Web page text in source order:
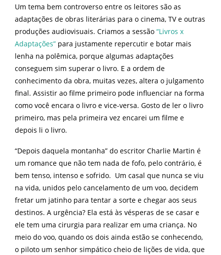
Um tema bem controverso entre os leitores são as
adaptações de obras literárias para o cinema, TV e outras
produções audiovisuais. Criamos a sessão “Livros x
Adaptações” para justamente repercutir e botar mais
lenha na polêmica, porque algumas adaptações
conseguem sim superar o livro. E a ordem de
conhecimento da obra, muitas vezes, altera o julgamento
final. Assistir ao filme primeiro pode influenciar na forma
como você encara o livro e vice-versa. Gosto de ler o livro
primeiro, mas pela primeira vez encarei um filme e
depois li o livro.
“Depois daquela montanha” do escritor Charlie Martin é
um romance que não tem nada de fofo, pelo contrário, é
bem tenso, intenso e sofrido. Um casal que nunca se viu
na vida, unidos pelo cancelamento de um voo, decidem
fretar um jatinho para tentar a sorte e chegar aos seus
destinos. A urgência? Ela está às vésperas de se casar e
ele tem uma cirurgia para realizar em uma criança. No
meio do voo, quando os dois ainda estão se conhecendo,
o piloto um senhor simpático cheio de lições de vida, que